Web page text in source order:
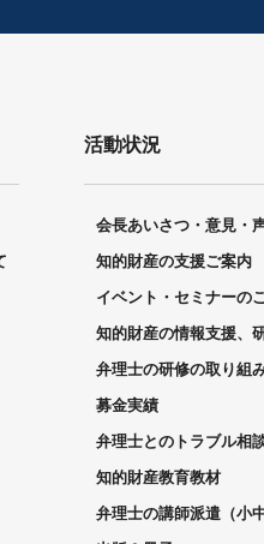
活動状況
会長あいさつ・意見・
知的財産の支援ご案内
イベント・セミナーの
知的財産の情報支援、
弁理士の研修の取り組
募金実績
弁理士とのトラブル相
知的財産教育教材
弁理士の講師派遣（小